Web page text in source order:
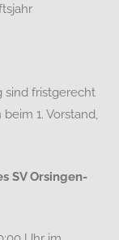
sind fristgerecht
1. Vorstand,
SV Orsingen-